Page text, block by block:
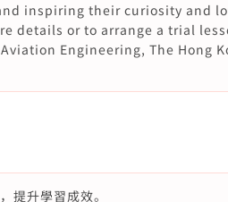
inspiring their curiosity and
details or to arrange a trial
Engineering, The Hong
提升學習成效。